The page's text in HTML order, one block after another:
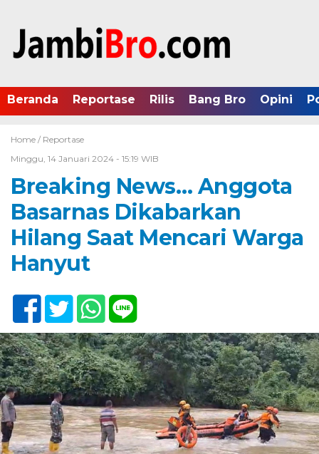
Beranda Reportase Rilis Bang Bro Opini
Home / Reportase
Minggu, 14 Januari 2024 - 15:19 WIB
Breaking News… Anggota
Basarnas Dikabarkan
Hilang Saat Mencari Warga
Hanyut